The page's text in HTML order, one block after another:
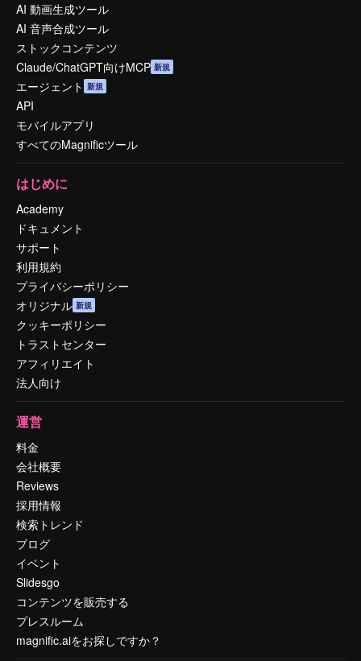
AI 動画生成ツール
AI 音声合成ツール
ストックコンテンツ
Claude/ChatGPT向けMCP 新規
エージェント 新規
API
モバイルアプリ
すべてのMagnificツール
はじめに
Academy
ドキュメント
サポート
利用規約
プライバシーポリシー
オリジナル 新規
クッキーポリシー
トラストセンター
アフィリエイト
法人向け
運営
料金
会社概要
Reviews
採用情報
検索トレンド
ブログ
イベント
Slidesgo
コンテンツを販売する
プレスルーム
magnific.aiをお探しですか？